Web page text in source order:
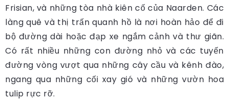
Frisian, và những tòa nhà kiên cố của Naarden. Các
làng quê và thị trấn quanh hồ là nơi hoàn hảo để đi
bộ đường dài hoặc đạp xe ngắm cảnh và thư giãn.
Có rất nhiều những con đường nhỏ và các tuyến
đường vòng vượt qua những cây cầu và kênh đào,
ngang qua những cối xay gió và những vườn hoa
tulip rực rỡ.